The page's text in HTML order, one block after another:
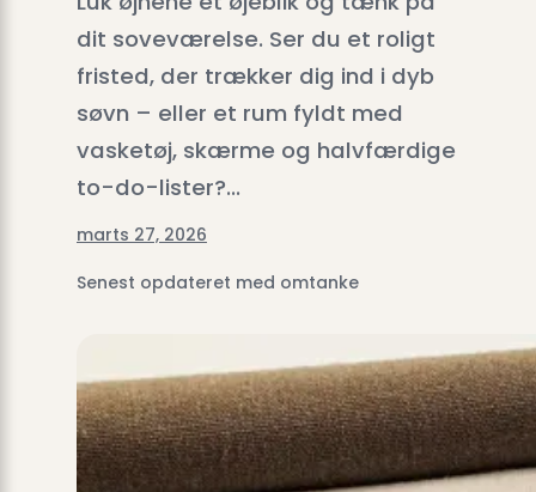
dit soveværelse. Ser du et roligt
fristed, der trækker dig ind i dyb
søvn – eller et rum fyldt med
vasketøj, skærme og halvfærdige
to-do-lister?…
marts 27, 2026
Senest opdateret med omtanke